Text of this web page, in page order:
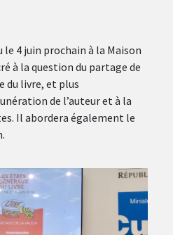
le 4 juin prochain à la Maison
à la question du partage de
du livre, et plus
de l’auteur et à la
Il abordera également le